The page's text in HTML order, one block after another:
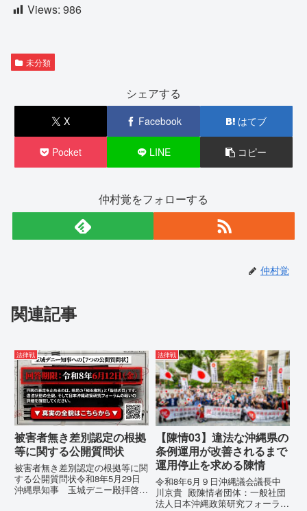
Views: 986
未分類
シェアする
X Facebook はてブ
Pocket LINE コピー
仲村覚をフォローする
仲村覚
関連記事
法律戦
被害者無き差別認定の根拠
等に関する公開質問状
被害者無き差別認定の根拠等に関
する公開質問状令和8年5月29日
沖縄県知事 玉城デニー殿拝啓貴
法律戦
【陳情03】違法な沖縄県の
条例運用が改善されるまで
運用停止を求める陳情
令和8年6月９日沖縄議会議長中
川京貴 殿陳情者団体：一般社団
法人日本沖縄政策研究フォーラム